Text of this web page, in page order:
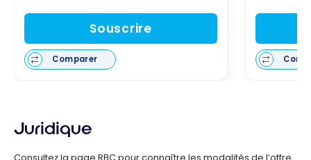
Souscrire
Comparer
Juridique
Consultez la page RBC pour connaître les modalités de l’offre